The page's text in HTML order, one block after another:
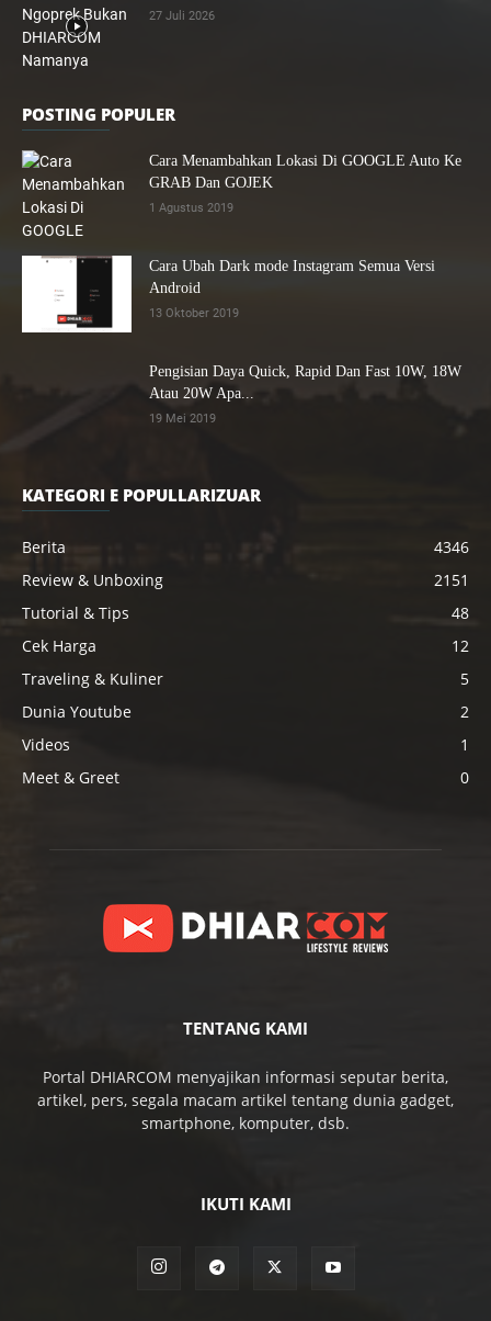
27 Juli 2026
POSTING POPULER
Cara Menambahkan Lokasi Di GOOGLE Auto Ke
GRAB Dan GOJEK
1 Agustus 2019
Cara Ubah Dark mode Instagram Semua Versi
Android
13 Oktober 2019
Pengisian Daya Quick, Rapid Dan Fast 10W, 18W
Atau 20W Apa...
19 Mei 2019
KATEGORI E POPULLARIZUAR
Berita
4346
Review & Unboxing
2151
Tutorial & Tips
48
Cek Harga
12
Traveling & Kuliner
5
Dunia Youtube
2
Videos
1
Meet & Greet
0
TENTANG KAMI
Portal DHIARCOM menyajikan informasi seputar berita,
artikel, pers, segala macam artikel tentang dunia gadget,
smartphone, komputer, dsb.
IKUTI KAMI